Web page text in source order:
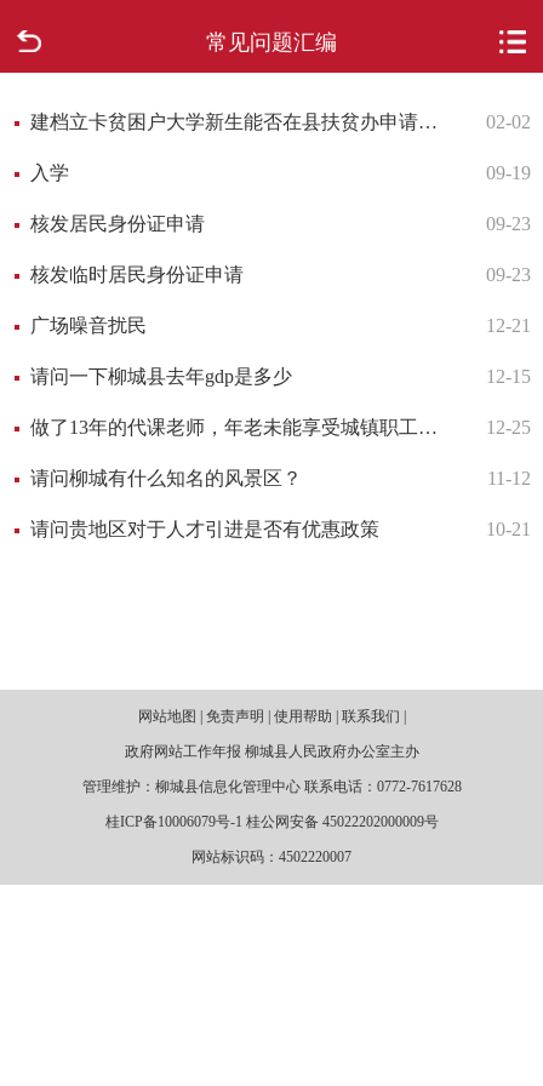
常见问题汇编
走进柳城
新闻中心
网上办事
互动回应
建档立卡贫困户大学新生能否在县扶贫办申请教育补助 02-02
入学 09-19
核发居民身份证申请 09-23
核发临时居民身份证申请 09-23
广场噪音扰民 12-21
请问一下柳城县去年gdp是多少 12-15
做了13年的代课老师，年老未能享受城镇职工养老保障 12-25
请问柳城有什么知名的风景区？ 11-12
请问贵地区对于人才引进是否有优惠政策 10-21
网站地图 | 免责声明 | 使用帮助 | 联系我们 |
政府网站工作年报 柳城县人民政府办公室主办
管理维护：柳城县信息化管理中心 联系电话：0772-7617628
桂ICP备10006079号-1 桂公网安备 45022202000009号
网站标识码：4502220007